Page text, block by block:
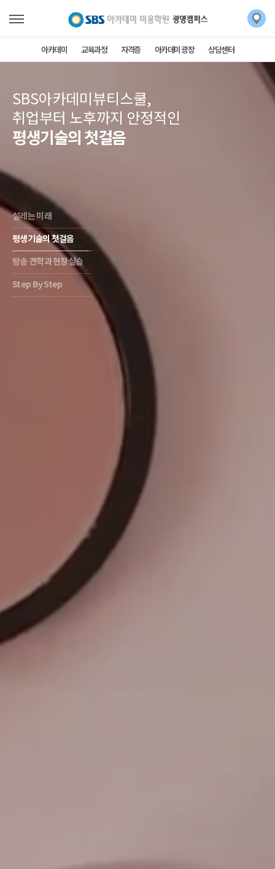
아카데미 교육과정 자격증 아카데미 광장 상담센터
SBS아카데미뷰티스쿨,
취업부터 노후까지 안정적인
평생기술의 첫걸음
설레는 미래
평생기술의 첫걸음
방송 견학과 현장실습
Step By Step